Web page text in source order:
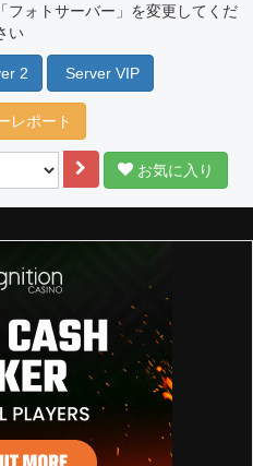
フォトサーバー」を変更してくだ
い
2 Server VIP
レポート
お気に入り